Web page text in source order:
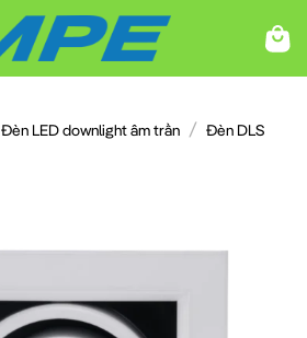
Đèn LED downlight âm trần / Đèn DLS